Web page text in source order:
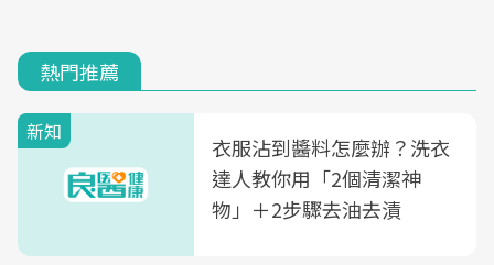
熱門推薦
新知
衣服沾到醬料怎麼辦？洗衣
達人教你用「2個清潔神
物」＋2步驟去油去漬